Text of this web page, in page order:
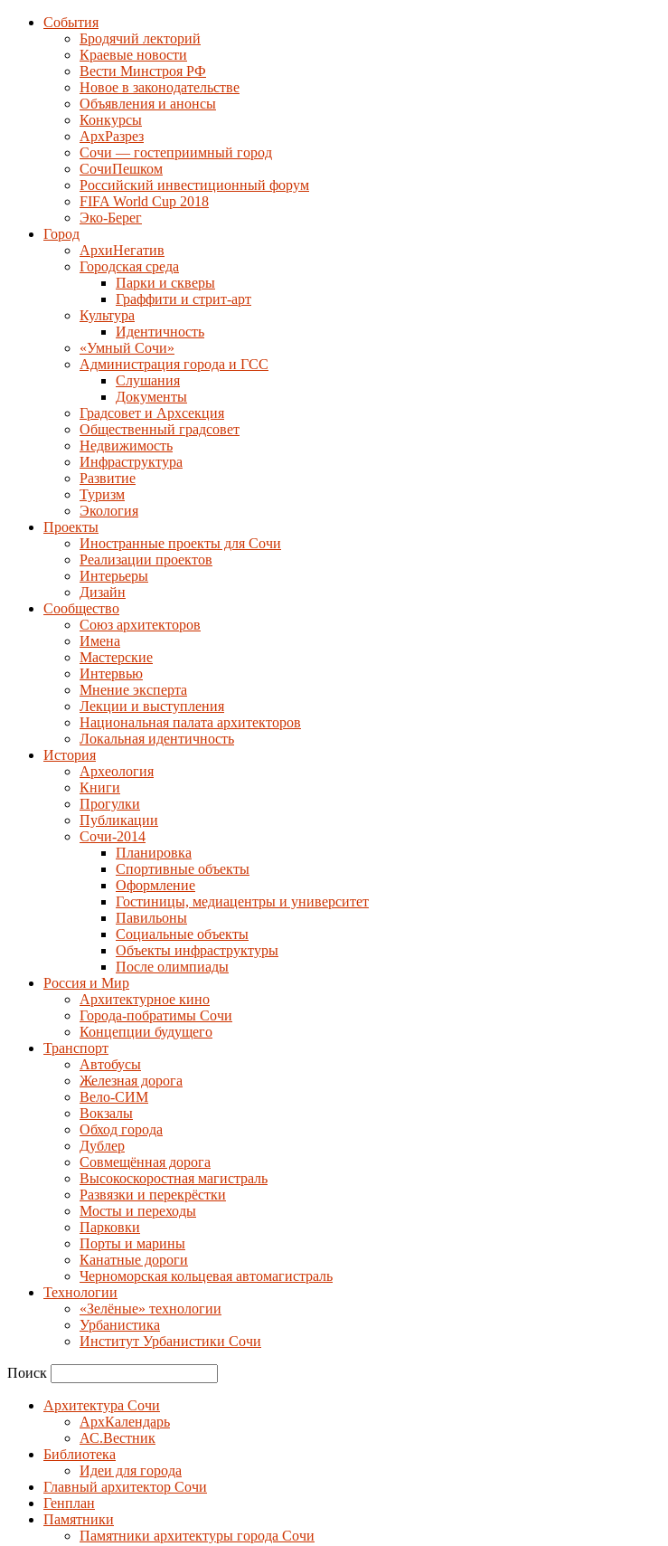
События
Бродячий лекторий
Краевые новости
Вести Минстроя РФ
Новое в законодательстве
Объявления и анонсы
Конкурсы
АрхРазрез
Сочи — гостеприимный город
СочиПешком
Российский инвестиционный форум
FIFA World Cup 2018
Эко-Берег
Город
АрхиНегатив
Городская среда
Парки и скверы
Граффити и стрит-арт
Культура
Идентичность
«Умный Сочи»
Администрация города и ГСС
Слушания
Документы
Градсовет и Архсекция
Общественный градсовет
Недвижимость
Инфраструктура
Развитие
Туризм
Экология
Проекты
Иностранные проекты для Сочи
Реализации проектов
Интерьеры
Дизайн
Сообщество
Союз архитекторов
Имена
Мастерские
Интервью
Мнение эксперта
Лекции и выступления
Национальная палата архитекторов
Локальная идентичность
История
Археология
Книги
Прогулки
Публикации
Сочи-2014
Планировка
Спортивные объекты
Оформление
Гостиницы, медиацентры и университет
Павильоны
Социальные объекты
Объекты инфраструктуры
После олимпиады
Россия и Мир
Архитектурное кино
Города-побратимы Сочи
Концепции будущего
Транспорт
Автобусы
Железная дорога
Вело-СИМ
Вокзалы
Обход города
Дублер
Совмещённая дорога
Высокоскоростная магистраль
Развязки и перекрёстки
Мосты и переходы
Парковки
Порты и марины
Канатные дороги
Черноморская кольцевая автомагистраль
Технологии
«Зелёные» технологии
Урбанистика
Институт Урбанистики Сочи
Поиск
Архитектура Сочи
АрхКалендарь
АС.Вестник
Библиотека
Идеи для города
Главный архитектор Сочи
Генплан
Памятники
Памятники архитектуры города Сочи